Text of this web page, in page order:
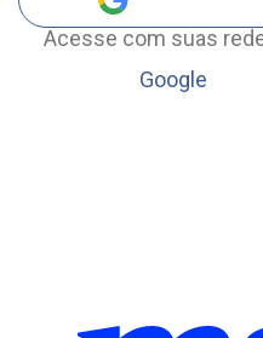
Acesse com suas
Google